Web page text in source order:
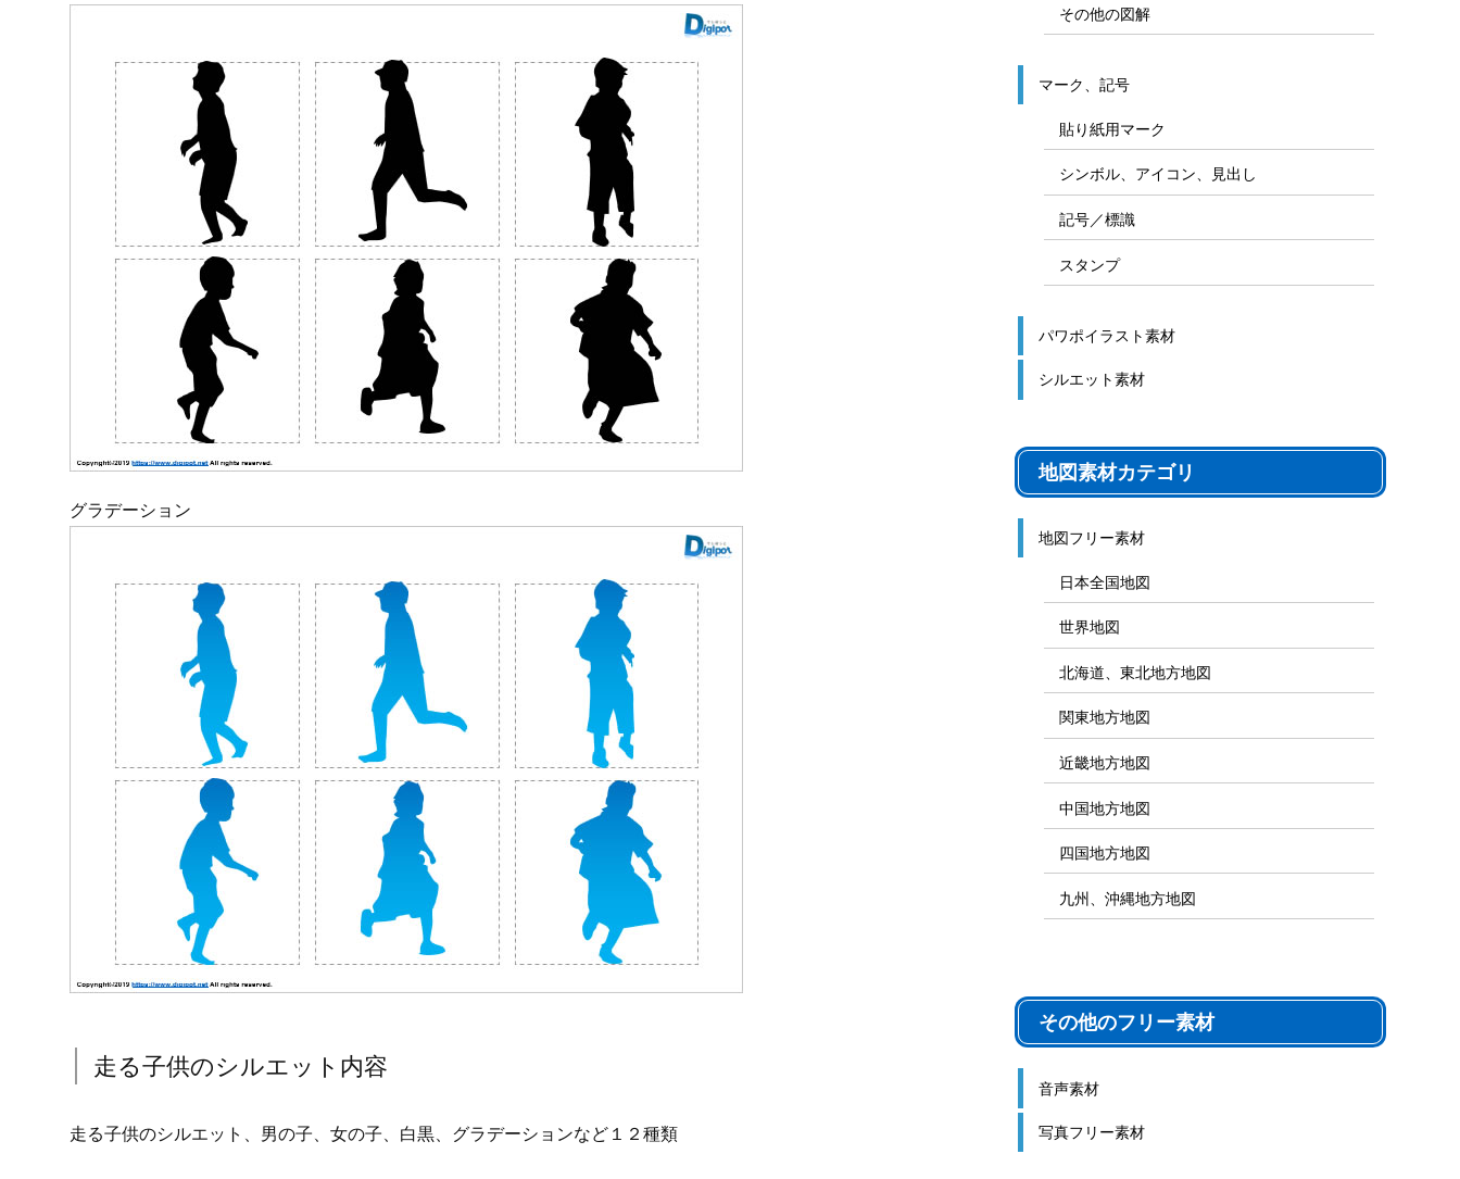
グラデーション
走る子供のシルエット内容
走る子供のシルエット、男の子、女の子、白黒、グラデーションなど１２種類
その他の図解
マーク、記号
貼り紙用マーク
シンボル、アイコン、見出し
記号／標識
スタンプ
パワポイラスト素材
シルエット素材
地図素材カテゴリ
地図フリー素材
日本全国地図
世界地図
北海道、東北地方地図
関東地方地図
近畿地方地図
中国地方地図
四国地方地図
九州、沖縄地方地図
その他のフリー素材
音声素材
写真フリー素材